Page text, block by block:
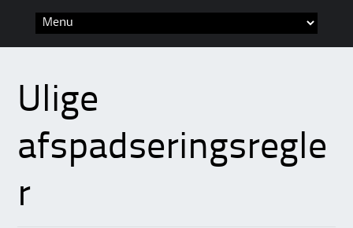
Ulige
afspadseringsregle
r